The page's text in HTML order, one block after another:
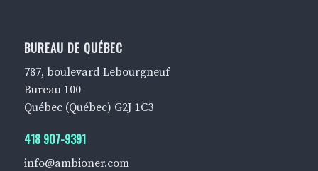
BUREAU DE QUÉBEC
787, boulevard Lebourgneuf
Bureau 100
Québec (Québec) G2J 1C3
418 907-9391
info@ambioner.com